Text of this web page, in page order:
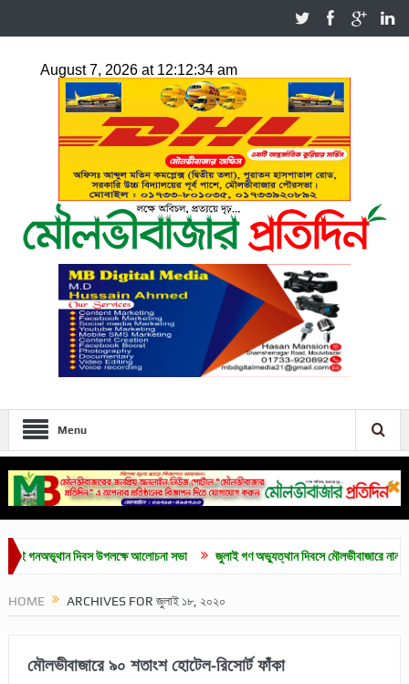
Menu
দিবস উপলক্ষে আলোচনা সভা জুলাই গণ অভ্যুত্থান দিবসে মৌলভীবাজারে নানা কর্মসূচি
HOME ARCHIVES FOR জুলাই ১৮, ২০২০
মৌলভীবাজারে ৯০ শতাংশ হোটেল-রিসোর্ট ফাঁকা